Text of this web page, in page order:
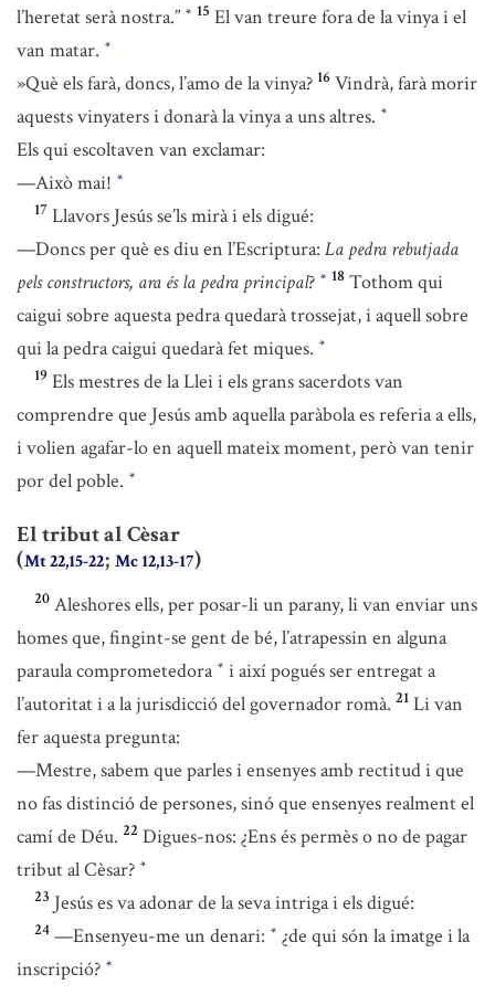
l’heretat serà nostra.” * 15 El van treure fora de la vinya i el
van matar. *
»Què els farà, doncs, l’amo de la vinya? 16 Vindrà, farà morir
aquests vinyaters i donarà la vinya a uns altres. *
Els qui escoltaven van exclamar:
—Això mai! *
17 Llavors Jesús se’ls mirà i els digué:
—Doncs per què es diu en l’Escriptura: La pedra rebutjada
pels constructors, ara és la pedra principal? * 18 Tothom qui
caigui sobre aquesta pedra quedarà trossejat, i aquell sobre
qui la pedra caigui quedarà fet miques. *
19 Els mestres de la Llei i els grans sacerdots van
comprendre que Jesús amb aquella paràbola es referia a ells,
i volien agafar-lo en aquell mateix moment, però van tenir
por del poble. *
El tribut al Cèsar
(Mt 22,15-22; Mc 12,13-17)
20 Aleshores ells, per posar-li un parany, li van enviar uns
homes que, fingint-se gent de bé, l’atrapessin en alguna
paraula comprometedora * i així pogués ser entregat a
l’autoritat i a la jurisdicció del governador romà. 21 Li van
fer aquesta pregunta:
—Mestre, sabem que parles i ensenyes amb rectitud i que
no fas distinció de persones, sinó que ensenyes realment el
camí de Déu. 22 Digues-nos: ¿Ens és permès o no de pagar
tribut al Cèsar? *
23 Jesús es va adonar de la seva intriga i els digué:
24 —Ensenyeu-me un denari: * ¿de qui són la imatge i la
inscripció? *